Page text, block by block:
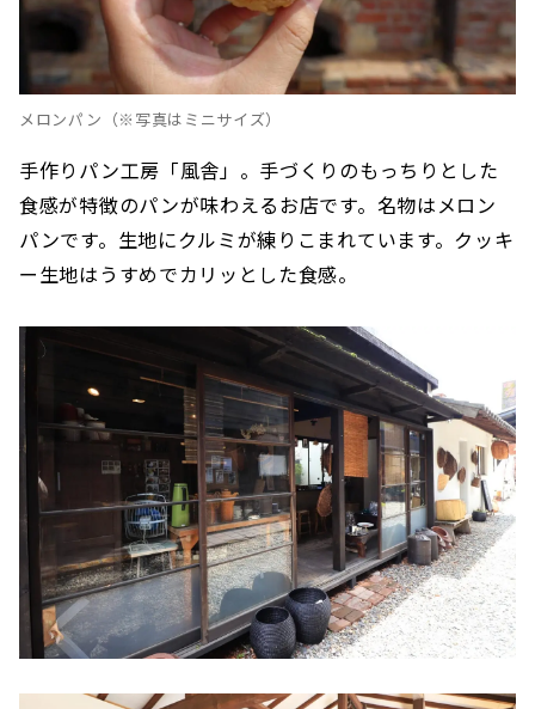
メロンパン（※写真はミニサイズ）
手作りパン工房「風舎」。手づくりのもっちりとした
食感が特徴のパンが味わえるお店です。名物はメロン
パンです。生地にクルミが練りこまれています。クッキ
ー生地はうすめでカリッとした食感。